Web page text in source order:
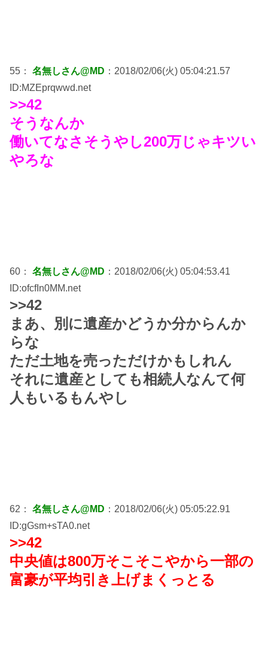
55： 名無しさん@MD ：2018/02/06(火) 05:04:21.57
ID:MZEprqwwd.net
>>42
そうなんか
働いてなさそうやし200万じゃキツい
やろな
60： 名無しさん@MD ：2018/02/06(火) 05:04:53.41
ID:ofcfIn0MM.net
>>42
まあ、別に遺産かどうか分からんか
らな
ただ土地を売っただけかもしれん
それに遺産としても相続人なんて何
人もいるもんやし
62： 名無しさん@MD ：2018/02/06(火) 05:05:22.91
ID:gGsm+sTA0.net
>>42
中央値は800万そこそこやから一部の
富豪が平均引き上げまくっとる